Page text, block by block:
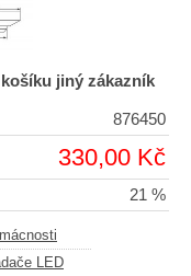
jiný zákazník
876450
330,00 Kč
21 %
LED